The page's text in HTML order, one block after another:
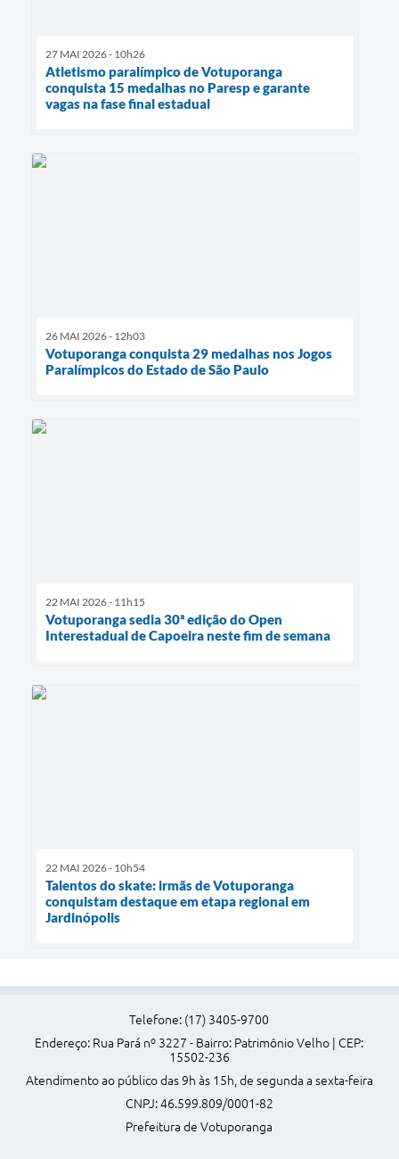
27 MAI 2026 - 10h26
Atletismo paralímpico de Votuporanga
conquista 15 medalhas no Paresp e garante
vagas na fase final estadual
26 MAI 2026 - 12h03
Votuporanga conquista 29 medalhas nos Jogos
Paralímpicos do Estado de São Paulo
22 MAI 2026 - 11h15
Votuporanga sedia 30ª edição do Open
Interestadual de Capoeira neste fim de semana
22 MAI 2026 - 10h54
Talentos do skate: irmãs de Votuporanga
conquistam destaque em etapa regional em
Jardinópolis
Telefone: (17) 3405-9700
Endereço: Rua Pará nº 3227 - Bairro: Patrimônio Velho | CEP:
15502-236
Atendimento ao público das 9h às 15h, de segunda a sexta-feira
CNPJ: 46.599.809/0001-82
Prefeitura de Votuporanga